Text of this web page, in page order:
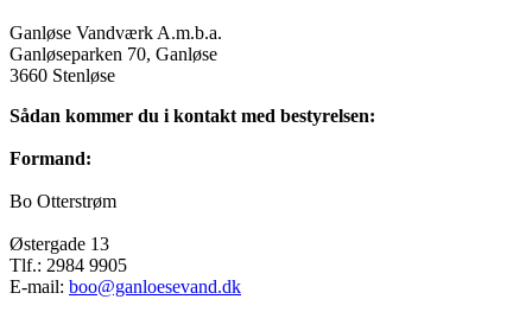
Ganløse Vandværk A.m.b.a.
Ganløseparken 70, Ganløse
3660 Stenløse
Sådan kommer du i kontakt med bestyrelsen:
Formand:
Bo Otterstrøm
Østergade 13
Tlf.: 2984 9905
E-mail: boo@ganloesevand.dk